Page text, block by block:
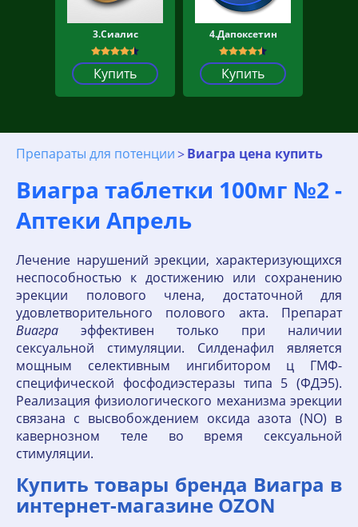
3.Сиалис
Купить
4.Дапоксетин
Купить
Препараты для потенции Виагра цена купить
Виагра таблетки 100мг №2 -
Аптеки Апрель
Лечение нарушений эрекции, характеризующихся
неспособностью к достижению или сохранению
эрекции полового члена, достаточной для
удовлетворительного полового акта. Препарат
Виагра эффективен только при наличии
сексуальной стимуляции. Силденафил является
мощным селективным ингибитором ц ГМФ-
специфической фосфодиэстеразы типа 5 (ФДЭ5).
Реализация физиологического механизма эрекции
связана с высвобождением оксида азота (NO) в
кавернозном теле во время сексуальной
стимуляции.
Купить товары бренда Виагра в
интернет-магазине OZON